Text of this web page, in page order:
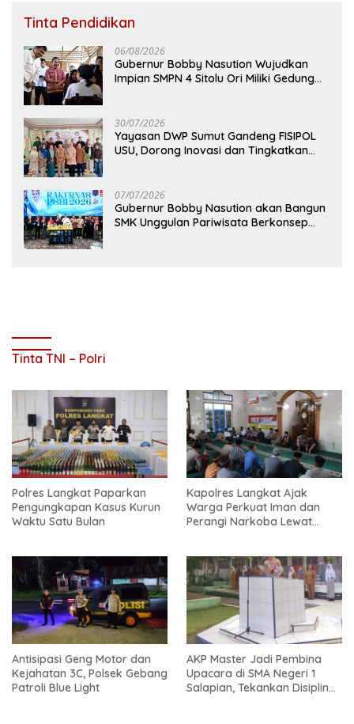
Tinta Pendidikan
06/08/2026
Gubernur Bobby Nasution Wujudkan
Impian SMPN 4 Sitolu Ori Miliki Gedung
30/07/2026
Yayasan DWP Sumut Gandeng FISIPOL
USU, Dorong Inovasi dan Tingkatkan
07/07/2026
Gubernur Bobby Nasution akan Bangun
SMK Unggulan Pariwisata Berkonsep
Tinta TNI – Polri
Polres Langkat Paparkan
Pengungkapan Kasus Kurun
Waktu Satu Bulan
Kapolres Langkat Ajak
Warga Perkuat Iman dan
Perangi Narkoba Lewat
Antisipasi Geng Motor dan
Kejahatan 3C, Polsek Gebang
Patroli Blue Light
AKP Master Jadi Pembina
Upacara di SMA Negeri 1
Salapian, Tekankan Disiplin